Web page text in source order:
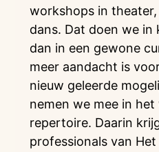
workshops in
dans. Dat doen we in
dan in een gewone
meer aandacht is
nieuw geleerde
nemen we mee in
repertoire. Daarin
professionals van